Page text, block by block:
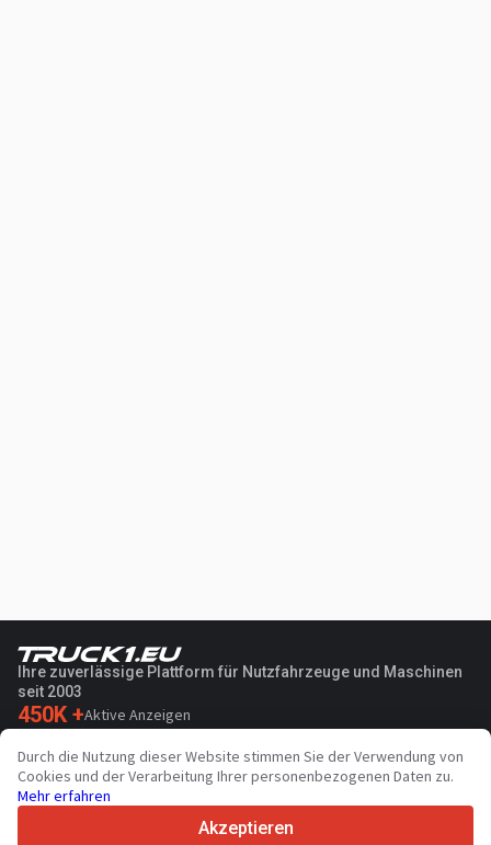
Ihre zuverlässige Plattform für Nutzfahrzeuge und Maschinen
seit 2003
450K +Aktive Anzeigen
36Unterstützte Sprachen
4.7/5
Durch die Nutzung dieser Website stimmen Sie der Verwendung von
Cookies und der Verarbeitung Ihrer personenbezogenen Daten zu.
Mehr erfahren
Akzeptieren